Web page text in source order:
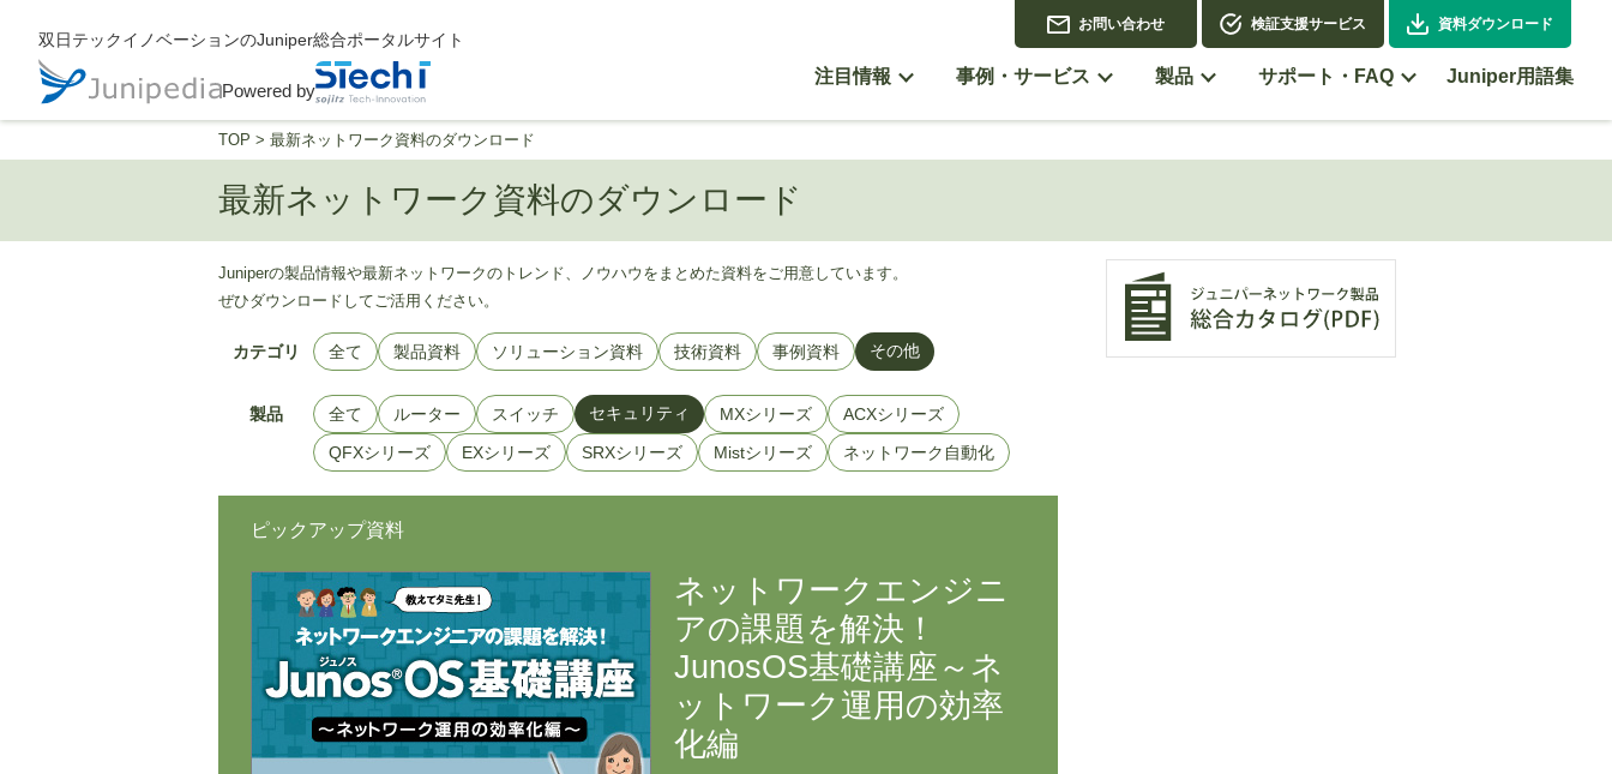
双日テックイノベーションのJuniper総合ポータルサイト
Powered by
お問い合わせ 検証支援サービス 資料ダウンロード
注目情報 事例・サービス 製品 サポート・FAQ Juniper用語集
TOP > 最新ネットワーク資料のダウンロード
最新ネットワーク資料のダウンロード
Juniperの製品情報や最新ネットワークのトレンド、ノウハウをまとめた資料をご用意しています。
ぜひダウンロードしてご活用ください。
カテゴリ 全て 製品資料 ソリューション資料 技術資料 事例資料 その他
製品 全て ルーター スイッチ セキュリティ MXシリーズ
ACXシリーズ
QFXシリーズ
EXシリーズ SRXシリーズ Mistシリーズ ネットワーク自動化
ピックアップ資料
ネットワークエンジニ
アの課題を解決！
JunosOS基礎講座～ネ
ットワーク運用の効率
化編